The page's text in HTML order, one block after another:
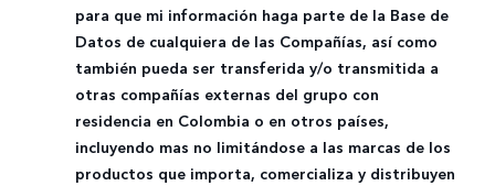
para que mi información haga parte de la Base de
Datos de cualquiera de las Compañías, así como
también pueda ser transferida y/o transmitida a
otras compañías externas del grupo con
residencia en Colombia o en otros países,
incluyendo mas no limitándose a las marcas de los
productos que importa, comercializa y distribuyen